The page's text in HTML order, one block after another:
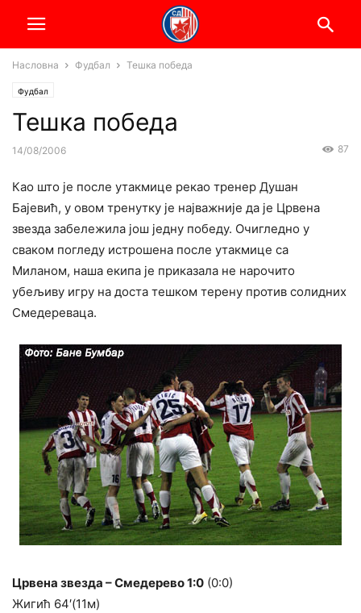
Насловна Фудбал Тешка победа
Фудбал
Тешка победа
14/08/2006 87
Као што је после утакмице рекао тренер Душан
Бајевић, у овом тренутку је најважније да је Црвена
звезда забележила још једну победу. Очигледно у
сваком погледу истрошена после утакмице са
Миланом, наша екипа је приказала не нарочито
убељиву игру на доста тешком терену против солидних
Смедереваца.
Црвена звезда – Смедерево 1:0 (0:0)
Жигић 64′(11м)